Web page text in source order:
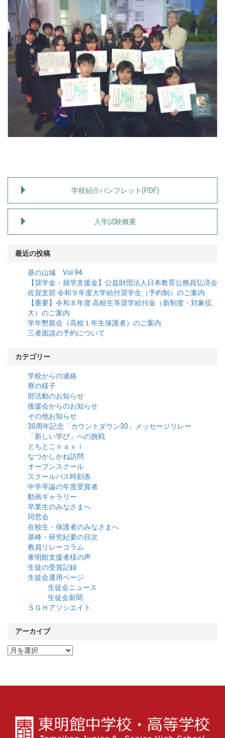
学校紹介パンフレット(PDF)
入学試験概要
最近の投稿
基の山城 Vol.94
【奨学金・就学支援金】公益財団法人日本教育公務員弘済会
佐賀支部 令和９年度大学給付奨学生（予約制）のご案内
【重要】令和８年度 高校生等奨学給付金（新制度・対象拡
大）のご案内
学年懇親会（高校１年生保護者）のご案内
三者面談の予約について
カテゴリー
学校からの連絡
寮の様子
部活動のお知らせ
後援会からのお知らせ
その他お知らせ
30周年記念「カウントダウン30」メッセージリレー
「新しい学び」への挑戦
とちとこｎａｖｉ
なつかしかね訪問
オープンスクール
スクールバス時刻表
中学卒論の年度受賞者
動画ギャラリー
卒業生のみなさまへ
同窓会
在校生・保護者のみなさまへ
基峰・研究紀要の目次
教員リレーコラム
東明館支援者様の声
生徒の受賞記録
生徒会運用ページ
生徒会ニュース
生徒会新聞
ＳＧＨアソシエイト
アーカイブ
ア